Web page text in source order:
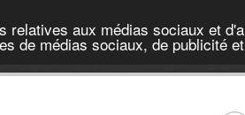
relatives aux médias sociaux et
de médias sociaux, de publicité